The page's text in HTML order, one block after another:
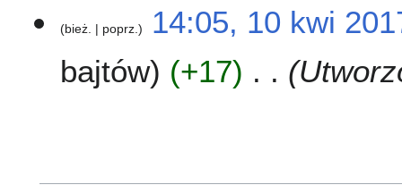
0
bież. poprz.
14:05, 10 kwi
bajtów
+17